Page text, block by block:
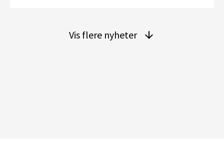
Vis flere nyheter